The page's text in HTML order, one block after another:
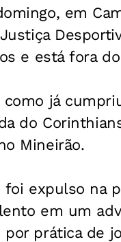
em
e está fora
já
do
Mineirão.
foi expulso na
em um
por prática de